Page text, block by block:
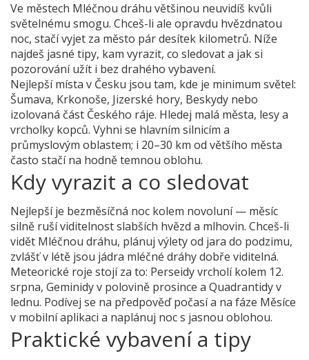
Ve městech Mléčnou dráhu většinou neuvidíš kvůli
světelnému smogu. Chceš-li ale opravdu hvězdnatou
noc, stačí vyjet za město pár desítek kilometrů. Níže
najdeš jasné tipy, kam vyrazit, co sledovat a jak si
pozorování užít i bez drahého vybavení.
Nejlepší místa v Česku jsou tam, kde je minimum světel:
Šumava, Krkonoše, Jizerské hory, Beskydy nebo
izolovaná část Českého ráje. Hledej malá města, lesy a
vrcholky kopců. Vyhni se hlavním silnicím a
průmyslovým oblastem; i 20–30 km od většího města
často stačí na hodně temnou oblohu.
Kdy vyrazit a co sledovat
Nejlepší je bezměsíčná noc kolem novoluní — měsíc
silně ruší viditelnost slabších hvězd a mlhovin. Chceš-li
vidět Mléčnou dráhu, plánuj výlety od jara do podzimu,
zvlášť v létě jsou jádra mléčné dráhy dobře viditelná.
Meteorické roje stojí za to: Perseidy vrcholí kolem 12.
srpna, Geminidy v polovině prosince a Quadrantidy v
lednu. Podívej se na předpověď počasí a na fáze Měsíce
v mobilní aplikaci a naplánuj noc s jasnou oblohou.
Praktické vybavení a tipy